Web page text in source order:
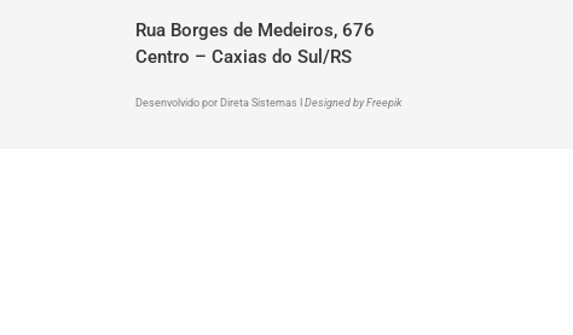
Rua Borges de Medeiros, 676
Centro – Caxias do Sul/RS
Desenvolvido por Direta Sistemas Designed by Freepik